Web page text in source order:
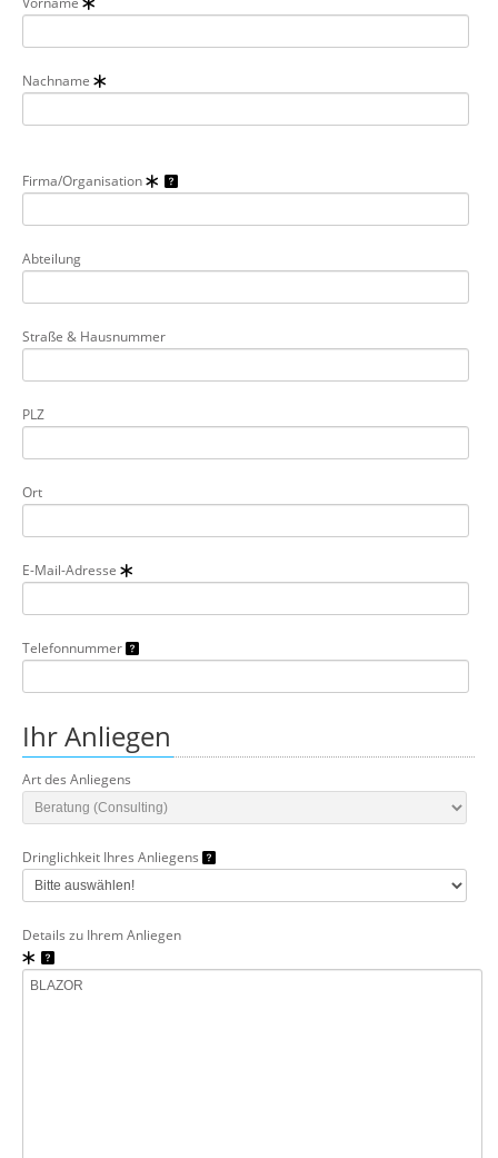
Über uns
Nachname
Firma/Organisation
Abteilung
Straße & Hausnummer
PLZ
Ort
E-Mail-Adresse
Telefonnummer
Ihr Anliegen
Art des Anliegens
Dringlichkeit Ihres Anliegens
Details zu Ihrem Anliegen